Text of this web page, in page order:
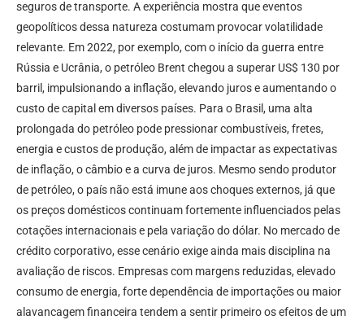
seguros de transporte. A experiência mostra que eventos
geopolíticos dessa natureza costumam provocar volatilidade
relevante. Em 2022, por exemplo, com o início da guerra entre
Rússia e Ucrânia, o petróleo Brent chegou a superar US$ 130 por
barril, impulsionando a inflação, elevando juros e aumentando o
custo de capital em diversos países. Para o Brasil, uma alta
prolongada do petróleo pode pressionar combustíveis, fretes,
energia e custos de produção, além de impactar as expectativas
de inflação, o câmbio e a curva de juros. Mesmo sendo produtor
de petróleo, o país não está imune aos choques externos, já que
os preços domésticos continuam fortemente influenciados pelas
cotações internacionais e pela variação do dólar. No mercado de
crédito corporativo, esse cenário exige ainda mais disciplina na
avaliação de riscos. Empresas com margens reduzidas, elevado
consumo de energia, forte dependência de importações ou maior
alavancagem financeira tendem a sentir primeiro os efeitos de um